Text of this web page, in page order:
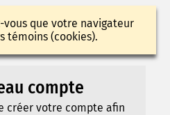
vous que votre navigateur
témoins (cookies).
compte
créer votre compte afin